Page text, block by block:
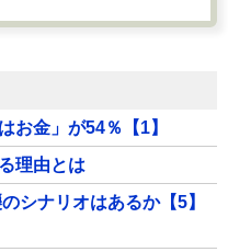
お金」が54％【1】
理由とは
シナリオはあるか【5】